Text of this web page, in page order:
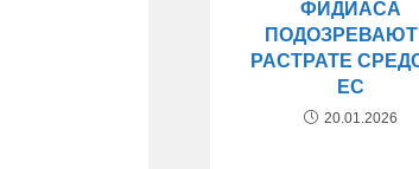
ФИДИАСА
ПОДОЗРЕВАЮТ
РАСТРАТЕ
ЕС
20.01.2026